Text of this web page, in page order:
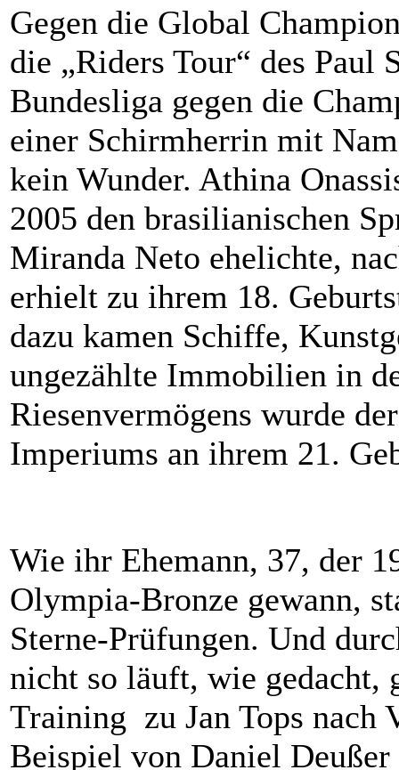
Gegen die Global
die „Riders Tour“ des Paul
Bundesliga gegen die
einer Schirmherrin mit
kein Wunder. Athina
2005 den brasilianischen
Miranda Neto ehelichte,
erhielt zu ihrem 18.
dazu kamen Schiffe,
ungezählte Immobilien in
Riesenvermögens wurde
Imperiums an ihrem 21.
Wie ihr Ehemann, 37, der
Olympia-Bronze gewann,
Sterne-Prüfungen. Und
nicht so läuft, wie gedacht,
Training zu Jan Tops nach
Beispiel von Daniel